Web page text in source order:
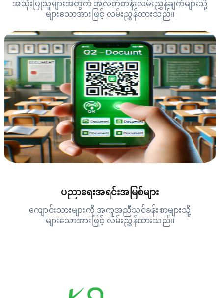
အသုံးပြုသူများအတွက် အလတ်တန်းလမ်းညွှန်ချက်များသို့
များသောအားဖြင့် လမ်းညွှန်ထားသည်။
ပညာရေးအရင်းအမြစ်များ
ကျောင်းသားများကို အကူအညီသင်ခန်းစာများသို့
များသောအားဖြင့် လမ်းညွှန်ထားသည်။